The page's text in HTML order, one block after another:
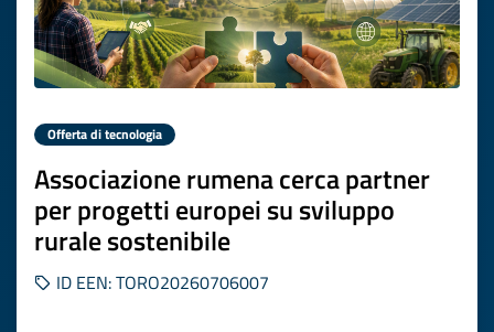
Offerta di tecnologia
Associazione rumena cerca partner
per progetti europei su sviluppo
rurale sostenibile
ID EEN: TORO20260706007